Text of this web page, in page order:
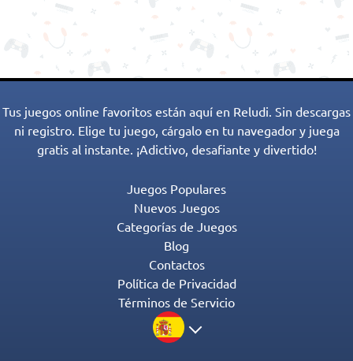
Tus juegos online favoritos están aquí en Reludi. Sin descargas
ni registro. Elige tu juego, cárgalo en tu navegador y juega
gratis al instante. ¡Adictivo, desafiante y divertido!
Juegos Populares
Nuevos Juegos
Categorías de Juegos
Blog
Contactos
Política de Privacidad
Términos de Servicio